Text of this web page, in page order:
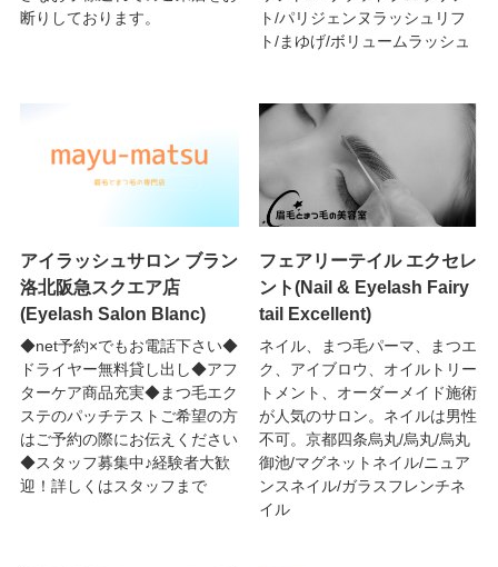
断りしております。
ト/パリジェンヌラッシュリフ
ト/まゆげ/ボリュームラッシュ
アイラッシュサロン ブラン
洛北阪急スクエア店
(Eyelash Salon Blanc)
◆net予約×でもお電話下さい◆
ドライヤー無料貸し出し◆アフ
ターケア商品充実◆まつ毛エク
ステのパッチテストご希望の方
はご予約の際にお伝えください
◆スタッフ募集中♪経験者大歓
迎！詳しくはスタッフまで
フェアリーテイル エクセレ
ント(Nail & Eyelash Fairy
tail Excellent)
ネイル、まつ毛パーマ、まつエ
ク、アイブロウ、オイルトリー
トメント、オーダーメイド施術
が人気のサロン。ネイルは男性
不可。京都四条烏丸/烏丸/烏丸
御池/マグネットネイル/ニュア
ンスネイル/ガラスフレンチネ
イル